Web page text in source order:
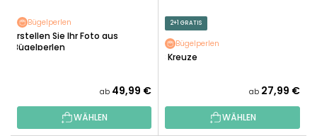
R
U
R
O
D
T
Bügelperlen
Erstellen Sie Ihr Foto aus
Bügelperlen
ab 49,99 €
WÄHLEN
2+1 GRATIS
Bügelperlen
3 Kreuze
ab 27,99 €
WÄHLEN